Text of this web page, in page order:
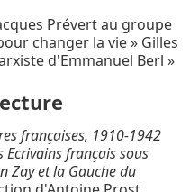
Prévert au groupe
changer la vie » Gilles
d'Emmanuel Berl »
françaises, 1910-1942
Ecrivains français sous
Zay et la Gauche du